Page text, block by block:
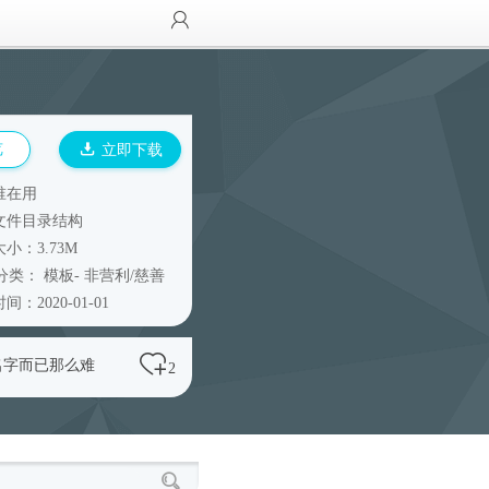
立即下载
在用
件目录结构
小：3.73M
类： 模板- 非营利/慈善
间：2020-01-01
字而已那么难 2